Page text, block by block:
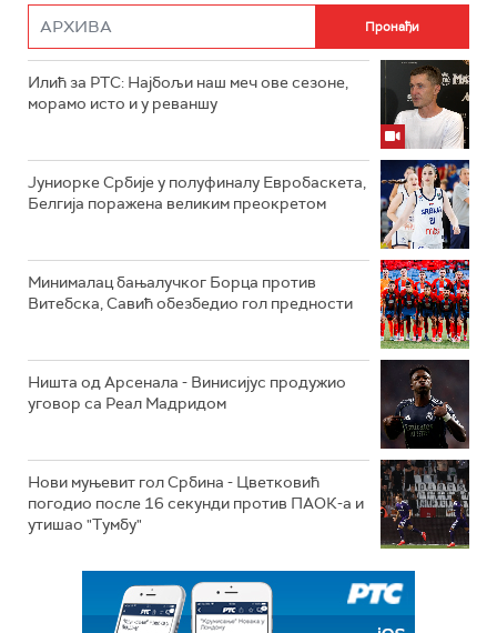
Илић за РТС: Најбољи наш меч ове сезоне,
морамо исто и у реваншу
Јуниорке Србије у полуфиналу Евробаскета,
Белгија поражена великим преокретом
Минималац бањалучког Борца против
Витебска, Савић обезбедио гол предности
Ништа од Арсенала - Винисијус продужио
уговор са Реал Мадридом
Нови муњевит гол Србина - Цветковић
погодио после 16 секунди против ПАОК-а и
утишао "Тумбу"